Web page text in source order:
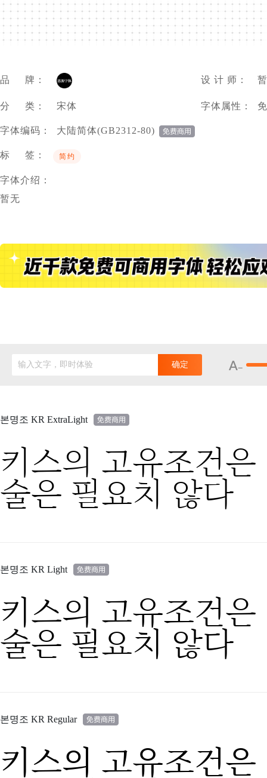
品 牌： 设 计 师：
分 类： 宋体 字体属性：
字体编码： 大陆简体(GB2312-80)
标 签： 简约
字体介绍：
暂无
输入文字，即时体验 确定
본명조 KR ExtraLight
키스의 고유조건
술은 필요치 않다
본명조 KR Light
키스의 고유조건
술은 필요치 않다
본명조 KR Regular
키스의 고유조건